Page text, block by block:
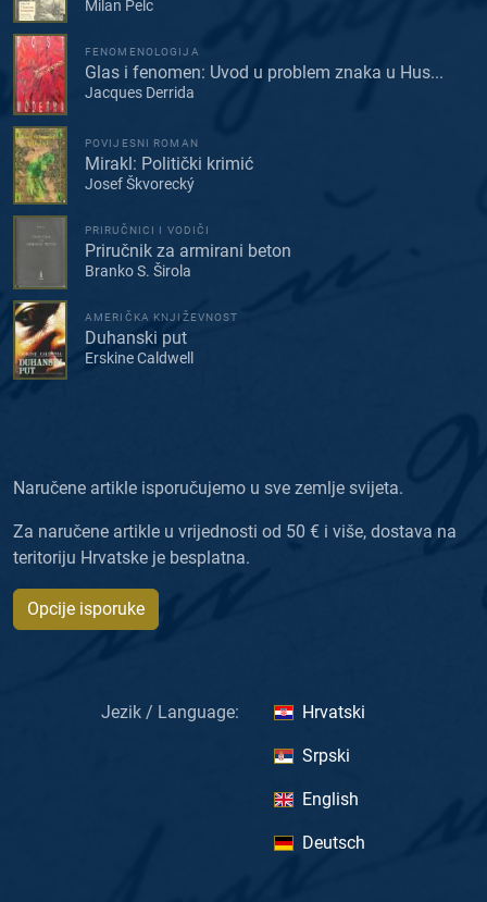
Milan Pelc
FENOMENOLOGIJA
Glas i fenomen: Uvod u problem znaka u Hus...
Jacques Derrida
POVIJESNI ROMAN
Mirakl: Politički krimić
Josef Škvorecký
PRIRUČNICI I VODIČI
Priručnik za armirani beton
Branko S. Širola
AMERIČKA KNJIŽEVNOST
Duhanski put
Erskine Caldwell
Naručene artikle isporučujemo u sve zemlje svijeta.
Za naručene artikle u vrijednosti od 50 € i više, dostava na
teritoriju Hrvatske je besplatna.
Opcije isporuke
Jezik / Language: Hrvatski
Srpski
English
Deutsch